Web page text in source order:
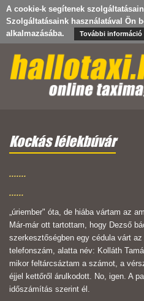
A cookie-k segítenek
Szolgáltatásaink használatával Ön
alkalmazásába.
További információ
Kockás lélekbúvár
.......
......
„úriember" óta, de hiába vártam az
Már-már ott tartottam, hogy Dezső
szerkesztőségben egy cédula várt
telefonszám, alatta név: Kolláth
mikor feltárcsáztam a számot, a
éjjel kettőről árulkodott. No, igen. A
időszámítás szerint él.